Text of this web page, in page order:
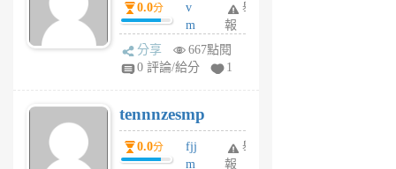
月
前
0.0分
v
m
sg
sr
6
個
月
前
舉
報
分享
667點閱
0 評論/給分
1
tennnzesmp
0.0分
fjj
m
舉
報